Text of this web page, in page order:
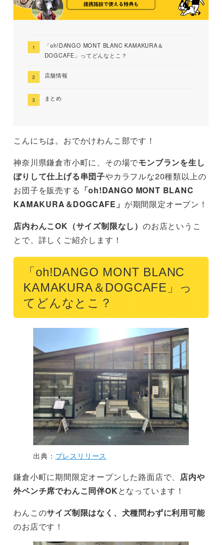
「oh!DANGO MONT BLANC KAMAKURA＆
DOGCAFE」ってどんなとこ？
店舗情報
まとめ
こんにちは。おでかけわんこ部です！
神奈川県鎌倉市小町に、その場でモンブランを生し
ぼりして仕上げる串団子やカラフルな20種類以上の
お団子を販売する 「oh!DANGO MONT BLANC
KAMAKURA＆DOGCAFE」 が期間限定オープン！
店内わんこOK（サイズ制限なし） のお店というこ
とで、詳しくご紹介します！
「oh!DANGO MONT BLANC
KAMAKURA＆DOGCAFE」っ
てどんなとこ？
出典： プレスリリース
鎌倉小町に期間限定オープンした路面店で、 店内や
外ベンチ席でわんこ同伴OKとなっています！
わんこのサイズ制限はなく、犬種問わずに利用可能
のお店です！